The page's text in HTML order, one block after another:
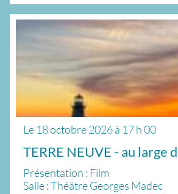
Le 18 octobre 2026à 17 h 00
TERRE NEUVE - au large
Présentation : Film
Salle : Théâtre Georges Madec